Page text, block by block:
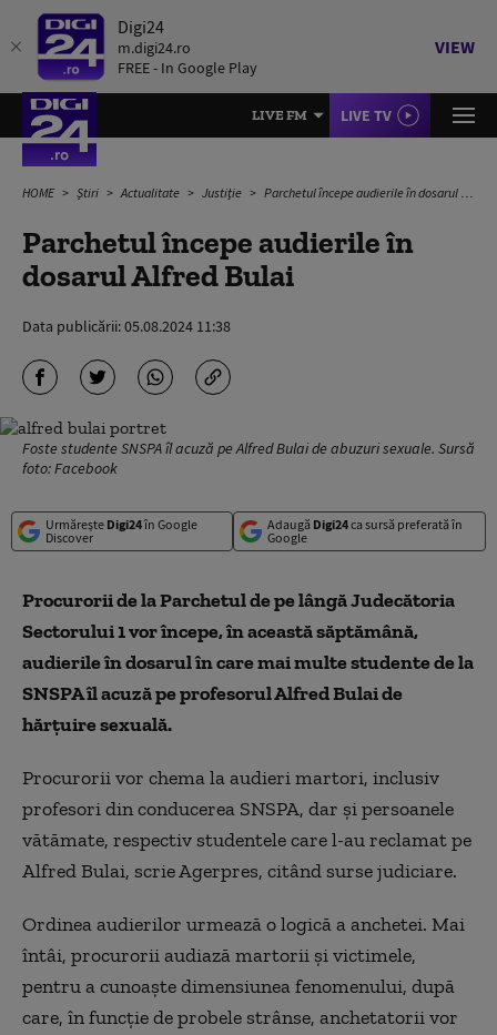
Digi24
m.digi24.ro
FREE - In Google Play
VIEW
LIVE FM LIVE TV
HOME Știri Actualitate Justiție Parchetul începe audierile în dosarul Alfred Bulai
Parchetul începe audierile în
dosarul Alfred Bulai
Data publicării:05.08.2024 11:38
Foste studente SNSPA îl acuză pe Alfred Bulai de abuzuri sexuale. Sursă
foto: Facebook
Urmărește Digi24în Google
Discover
Adaugă Digi24ca sursă preferată în
Google
Procurorii de la Parchetul de pe lângă Judecătoria
Sectorului 1 vor începe, în această săptămână,
audierile în dosarul în care mai multe studente de la
SNSPA îl acuză pe profesorul Alfred Bulai de
hărţuire sexuală.
Procurorii vor chema la audieri martori, inclusiv
profesori din conducerea SNSPA, dar şi persoanele
vătămate, respectiv studentele care l-au reclamat pe
Alfred Bulai, scrie Agerpres, citând surse judiciare.
Ordinea audierilor urmează o logică a anchetei. Mai
întâi, procurorii audiază martorii şi victimele,
pentru a cunoaşte dimensiunea fenomenului, după
care, în funcţie de probele strânse, anchetatorii vor